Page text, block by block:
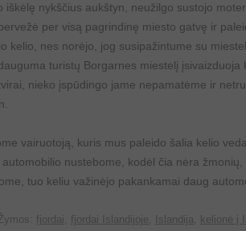
iškėlę nykščius aukštyn, neužilgo sustojo
per visą pagrindinę miesto gatvę ir
kelio, nes norėjo, jog susipažintume su
turistų Borgarnes miestelį įsivaizduoja
nieko įspūdingo jame nepamatėme ir
vairuotoją, kuris mus paleido šalia kelio
nustebome, kodėl čia nėra žmonių,
tuo keliu važinėjo pakankamai daug
fjordai fjordai Islandijoje Islandija kelionė į